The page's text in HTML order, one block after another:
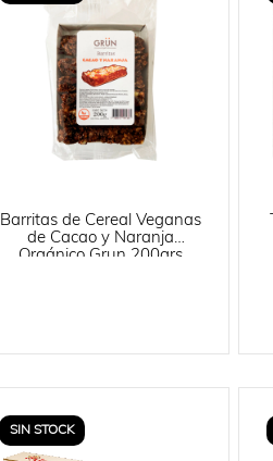
Barritas de Cereal Veganas
de Cacao y Naranja
Orgánico Grun 200grs
SIN STOCK